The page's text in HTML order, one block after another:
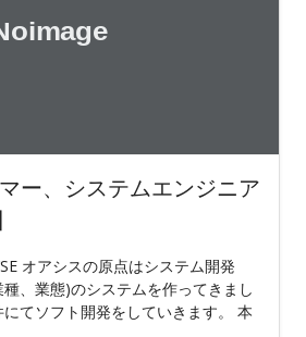
ー、システムエンジニア
オアシスの原点はシステム開発
、業態)のシステムを作ってきまし
てソフト開発をしていきます。 本